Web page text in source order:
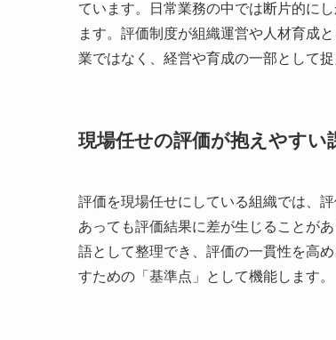
ています。日常業務の中では断片的に
ます。評価制度が組織運営や人材育成
業ではなく、経営や育成の一部として捉
現場任せの評価が抱えやすい
評価を現場任せにしている組織では、
あっても評価結果に差が生じることが
語として整理でき、評価の一貫性を高
すための「基準点」として機能します。